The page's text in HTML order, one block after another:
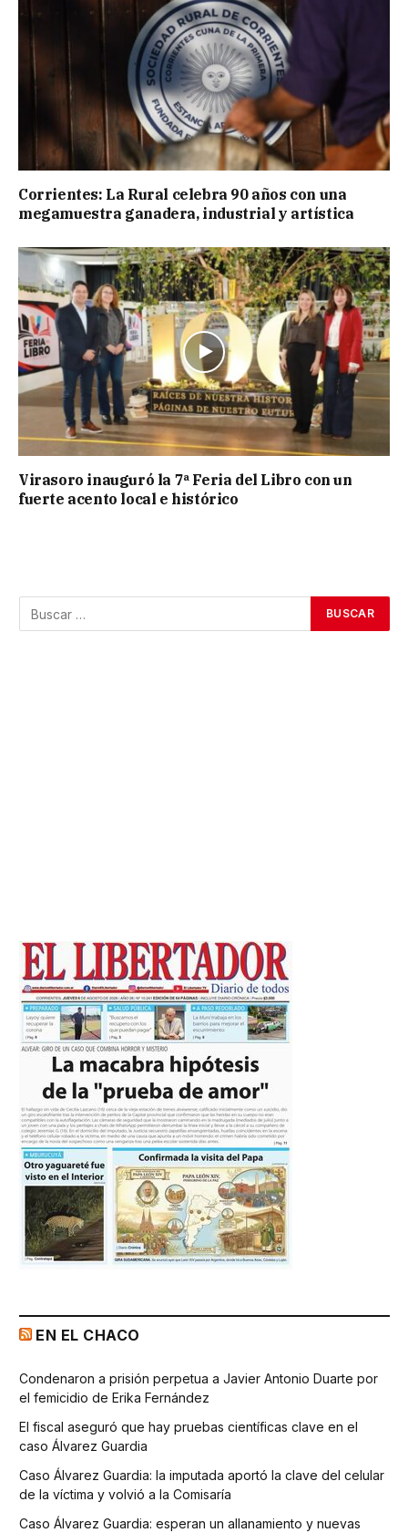
Corrientes: La Rural celebra 90 años con una
megamuestra ganadera, industrial y artística
Virasoro inauguró la 7ª Feria del Libro con un
fuerte acento local e histórico
EN EL CHACO
Condenaron a prisión perpetua a Javier Antonio Duarte por
el femicidio de Erika Fernández
El fiscal aseguró que hay pruebas científicas clave en el
caso Álvarez Guardia
Caso Álvarez Guardia: la imputada aportó la clave del celular
de la víctima y volvió a la Comisaría
Caso Álvarez Guardia: esperan un allanamiento y nuevas